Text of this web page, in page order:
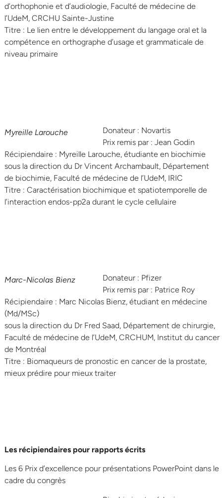
d’orthophonie et d’audiologie, Faculté de médecine de
l’UdeM, CRCHU Sainte-Justine
Titre : Le lien entre le développement du langage oral et la
compétence en orthographe d’usage et grammaticale de
niveau primaire
Myreille Larouche
Donateur : Novartis
Prix remis par : Jean Godin
Récipiendaire : Myreille Larouche, étudiante en biochimie
sous la direction du Dr Vincent Archambault, Département
de biochimie, Faculté de médecine de l’UdeM, IRIC
Titre : Caractérisation biochimique et spatiotemporelle de
l’interaction endos-pp2a durant le cycle cellulaire
Marc-Nicolas Bienz
Donateur : Pfizer
Prix remis par : Patrice Roy
Récipiendaire : Marc Nicolas Bienz, étudiant en médecine
(Md/MSc)
sous la direction du Dr Fred Saad, Département de chirurgie,
Faculté de médecine de l’UdeM, CRCHUM, Institut du cancer
de Montréal
Titre : Biomaqueurs de pronostic en cancer de la prostate,
mieux prédire pour mieux traiter
Les récipiendaires pour rapports écrits
Les 6 Prix d’excellence pour présentations PowerPoint dans le
cadre du congrès